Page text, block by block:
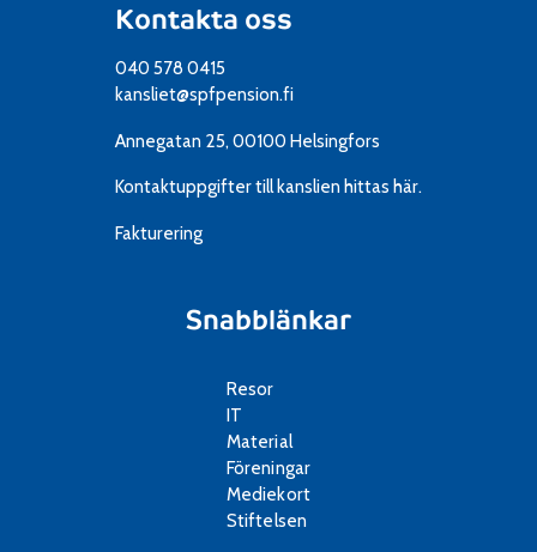
Kontakta oss
040 578 0415
kansliet@spfpension.fi
Annegatan 25, 00100 Helsingfors
Kontaktuppgifter till kanslien hittas här.
Fakturering
Snabblänkar
Resor
IT
Material
Föreningar
Mediekort
Stiftelsen